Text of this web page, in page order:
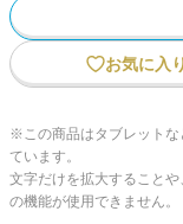
お気に入り
※この商品はタブレットな
ています。
文字だけを拡大すること
の機能が使用できません。